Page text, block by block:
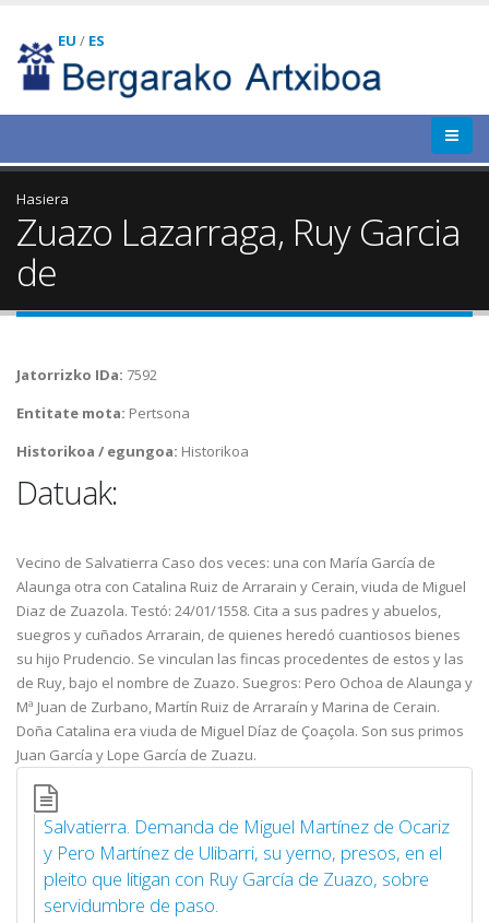
EU / ES
Hasiera
Zuazo Lazarraga, Ruy Garcia
de
Jatorrizko IDa: 7592
Entitate mota: Pertsona
Historikoa / egungoa: Historikoa
Datuak:
Vecino de Salvatierra Caso dos veces: una con María García de
Alaunga otra con Catalina Ruiz de Arrarain y Cerain, viuda de Miguel
Diaz de Zuazola. Testó: 24/01/1558. Cita a sus padres y abuelos,
suegros y cuñados Arrarain, de quienes heredó cuantiosos bienes
su hijo Prudencio. Se vinculan las fincas procedentes de estos y las
de Ruy, bajo el nombre de Zuazo. Suegros: Pero Ochoa de Alaunga y
Mª Juan de Zurbano, Martín Ruiz de Arraraín y Marina de Cerain.
Doña Catalina era viuda de Miguel Díaz de Çoaçola. Son sus primos
Juan García y Lope García de Zuazu.
Salvatierra. Demanda de Miguel Martínez de Ocariz
y Pero Martínez de Ulibarri, su yerno, presos, en el
pleito que litigan con Ruy García de Zuazo, sobre
servidumbre de paso.